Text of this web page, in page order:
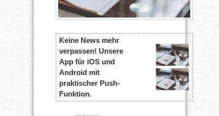
Keine News mehr
verpassen! Unsere
App für iOS und
Android mit
praktischer Push-
Funktion.